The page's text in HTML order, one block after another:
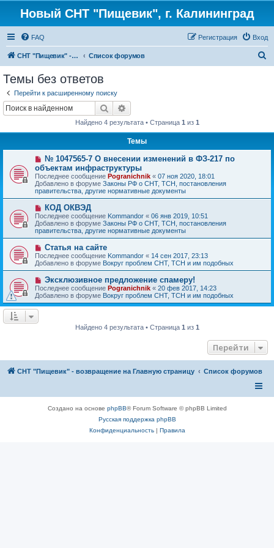
Новый СНТ "Пищевик", г. Калининград
FAQ Вход
Регистрация
СНТ "Пищевик" - возвращение на Главную страницу Список форумов
Темы без ответов
Перейти к расширенному поиску
Поиск
Найдено 4 результата • Страница 1 из 1
Темы
Н
о
в
о
е
с
о
б
щ
е
н
и
№ 1047565-7 О внесении изменений в ФЗ-217 по
объектам инфраструктуры
Последнее сообщение Pogranichnik « 07 ноя 2020, 18:01
Добавлено в форуме Законы РФ о СНТ, ТСН, постановления
правительства, другие нормативные документы
Н
о
в
о
е
о
о
б
щ
е
н
и
е
КОД ОКВЭД
Последнее сообщение Kommandor « 06 янв 2019, 10:51
Добавлено в форуме Законы РФ о СНТ, ТСН, постановления
правительства, другие нормативные документы
Н
о
в
о
е
с
о
о
б
Статья на сайте
Последнее сообщение Kommandor « 14 сен 2017, 23:13
Добавлено в форуме Вокруг проблем СНТ, ТСН и им подобных
Н
о
в
о
е
н
е
Эксклюзивное предложение спамеру!
Последнее сообщение Pogranichnik « 20 фев 2017, 14:23
Добавлено в форуме Вокруг проблем СНТ, ТСН и им подобных
Найдено 4 результата • Страница 1 из 1
Перейти
СНТ "Пищевик" - возвращение на Главную страницу Список форумов
Создано на основе phpBB® Forum Software © phpBB Limited
Русская поддержка phpBB
Конфиденциальность| Правила